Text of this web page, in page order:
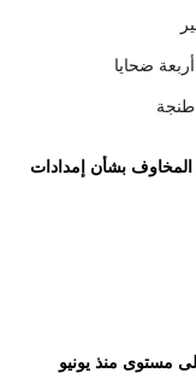
طنجة
المخاوف بشأن إمدادات
مستوى منذ يونيو